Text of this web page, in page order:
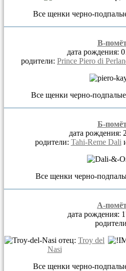
Все щенки черно-
В-
дата рождения:
родители: Prince Piero di
Все щенки черно-
Б-
дата рождения:
родители: Tahi-Reme Dali
Все щенки черно-
А-
дата рождения:
отец: Troy del
Nasi
Все щенки черно-